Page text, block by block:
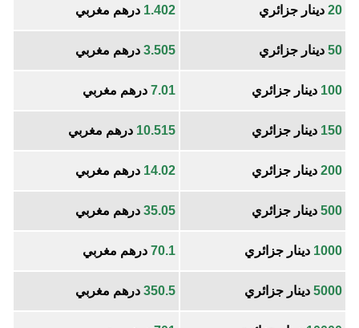
20 دينار جزائري 1.402 درهم مغربي
50 دينار جزائري 3.505 درهم مغربي
100 دينار جزائري 7.01 درهم مغربي
150 دينار جزائري 10.515 درهم مغربي
200 دينار جزائري 14.02 درهم مغربي
500 دينار جزائري 35.05 درهم مغربي
1000 دينار جزائري 70.1 درهم مغربي
5000 دينار جزائري 350.5 درهم مغربي